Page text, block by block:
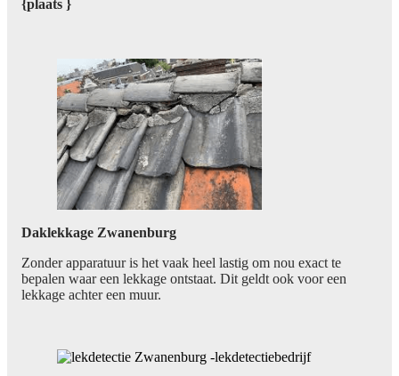
{plaats }
Daklekkage Zwanenburg
Zonder apparatuur is het vaak heel lastig om nou exact te
bepalen waar een lekkage ontstaat. Dit geldt ook voor een
lekkage achter een muur.